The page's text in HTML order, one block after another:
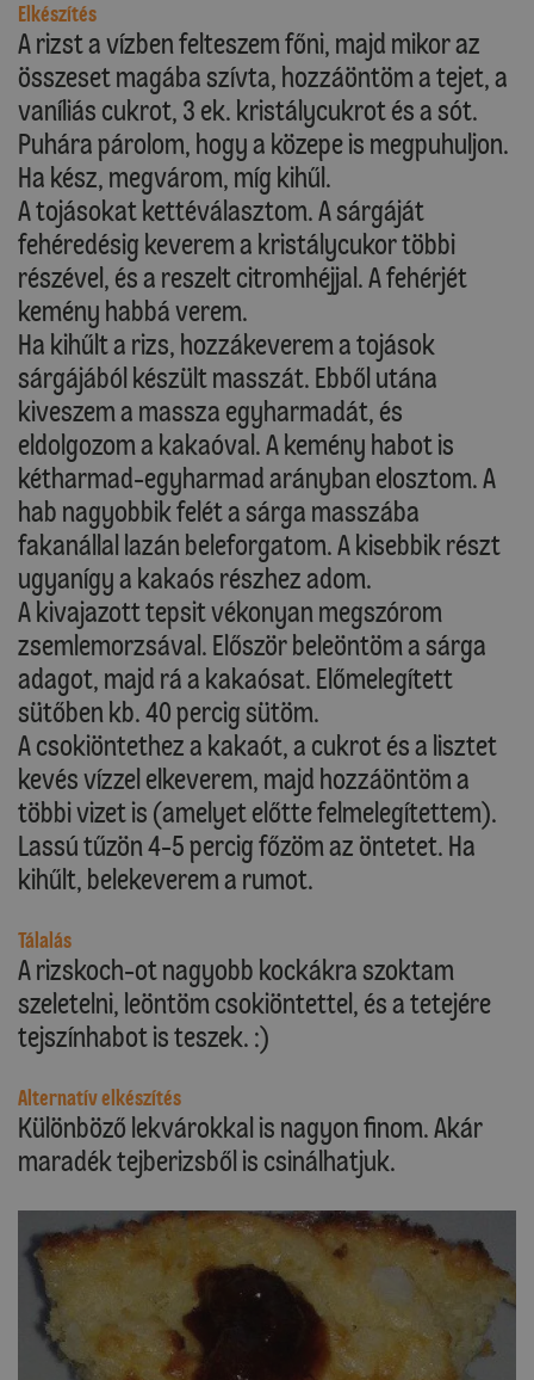
Elkészítés
A rizst a vízben felteszem főni, majd mikor az
összeset magába szívta, hozzáöntöm a tejet, a
vaníliás cukrot, 3 ek. kristálycukrot és a sót.
Puhára párolom, hogy a közepe is megpuhuljon.
Ha kész, megvárom, míg kihűl.
A tojásokat kettéválasztom. A sárgáját
fehéredésig keverem a kristálycukor többi
részével, és a reszelt citromhéjjal. A fehérjét
kemény habbá verem.
Ha kihűlt a rizs, hozzákeverem a tojások
sárgájából készült masszát. Ebből utána
kiveszem a massza egyharmadát, és
eldolgozom a kakaóval. A kemény habot is
kétharmad-egyharmad arányban elosztom. A
hab nagyobbik felét a sárga masszába
fakanállal lazán beleforgatom. A kisebbik részt
ugyanígy a kakaós részhez adom.
A kivajazott tepsit vékonyan megszórom
zsemlemorzsával. Először beleöntöm a sárga
adagot, majd rá a kakaósat. Előmelegített
sütőben kb. 40 percig sütöm.
A csokiöntethez a kakaót, a cukrot és a lisztet
kevés vízzel elkeverem, majd hozzáöntöm a
többi vizet is (amelyet előtte felmelegítettem).
Lassú tűzön 4-5 percig főzöm az öntetet. Ha
kihűlt, belekeverem a rumot.
Tálalás
A rizskoch-ot nagyobb kockákra szoktam
szeletelni, leöntöm csokiöntettel, és a tetejére
tejszínhabot is teszek. :)
Alternatív elkészítés
Különböző lekvárokkal is nagyon finom. Akár
maradék tejberizsből is csinálhatjuk.